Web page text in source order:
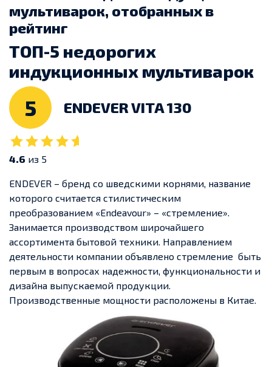
мультиварок, отобранных в
рейтинг
ТОП-5 недорогих
индукционных мультиварок
5 ENDEVER VITA 130
4.6 из 5
ENDEVER – бренд со шведскими корнями, название
которого считается стилистическим
преобразованием «Endeavour» – «стремление».
Занимается производством широчайшего
ассортимента бытовой техники. Направлением
деятельности компании объявлено стремление быть
первым в вопросах надежности, функциональности и
дизайна выпускаемой продукции.
Производственные мощности расположены в Китае.